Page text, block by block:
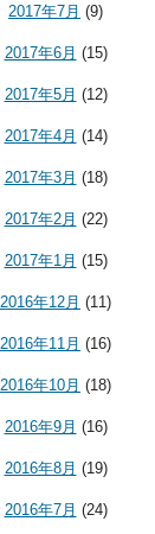
2017年7月 (9)
2017年6月 (15)
2017年5月 (12)
2017年4月 (14)
2017年3月 (18)
2017年2月 (22)
2017年1月 (15)
2016年12月 (11)
2016年11月 (16)
2016年10月 (18)
2016年9月 (16)
2016年8月 (19)
2016年7月 (24)